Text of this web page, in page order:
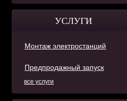
УСЛУГИ
Монтаж электростанций
Предпродажный запуск
все услуги